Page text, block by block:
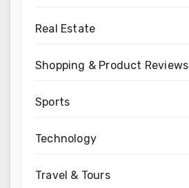
Real Estate
Shopping & Product Reviews
Sports
Technology
Travel & Tours